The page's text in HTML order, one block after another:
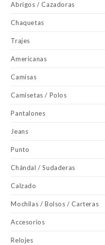
Abrigos / Cazadoras
Chaquetas
Trajes
Americanas
Camisas
Camisetas / Polos
Pantalones
Jeans
Punto
Chándal / Sudaderas
Calzado
Mochilas / Bolsos / Carteras
Accesorios
Relojes